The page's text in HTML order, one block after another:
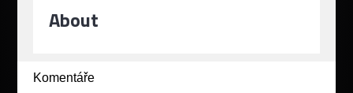
About
Komentáře